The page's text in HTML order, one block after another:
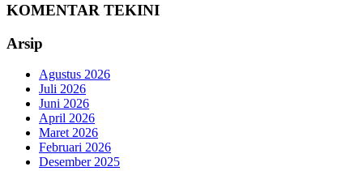
KOMENTAR TEKINI
Arsip
Agustus 2026
Juli 2026
Juni 2026
April 2026
Maret 2026
Februari 2026
Desember 2025